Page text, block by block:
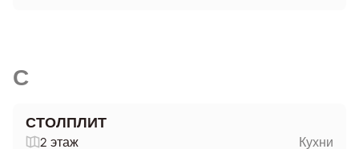
С
СТОЛПЛИТ
2 этаж Кухни